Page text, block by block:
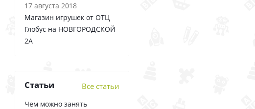
17 августа 2018
Магазин игрушек от ОТЦ
Глобус на НОВГОРОДСКОЙ
2А
Статьи Все статьи
Чем можно занять